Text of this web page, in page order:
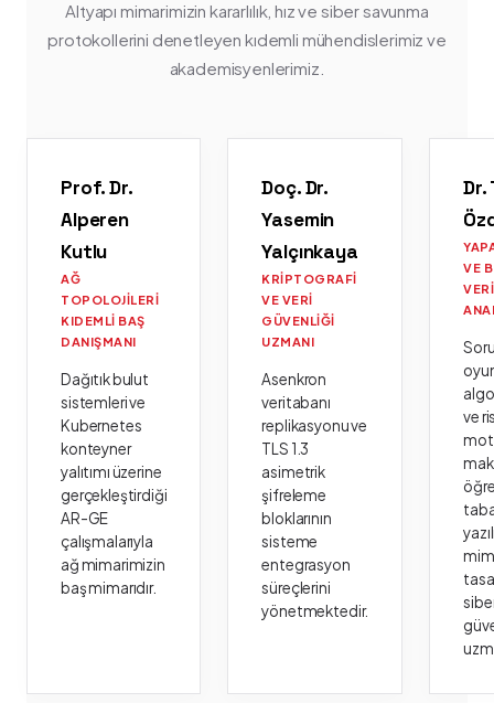
Altyapı mimarimizin kararlılık, hız ve siber savunma
protokollerini denetleyen kıdemli mühendislerimiz ve
akademisyenlerimiz.
Prof. Dr.
Alperen
Kutlu
AĞ
TOPOLOJILERI
KIDEMLI BAŞ
DANIŞMANI
Dağıtık bulut
sistemleri ve
Kubernetes
konteyner
yalıtımı üzerine
gerçekleştirdiği
AR-GE
çalışmalarıyla
ağ mimarimizin
baş mimarıdır.
Doç. Dr.
Yasemin
Yalçınkaya
KRIPTOGRAFI
VE VERI
GÜVENLIĞI
UZMANI
Asenkron
veritabanı
replikasyonu ve
TLS 1.3
asimetrik
şifreleme
bloklarının
sisteme
entegrasyon
süreçlerini
yönetmektedir.
Dr.
VE
VERI
ve